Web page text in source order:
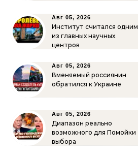
Авг 05, 2026
Институт считался одним
из главных научных
центров
Авг 05, 2026
Вменяемый россиянин
обратился к Украине
Авг 05, 2026
Диапазон реально
возможного для Помойки
выбора